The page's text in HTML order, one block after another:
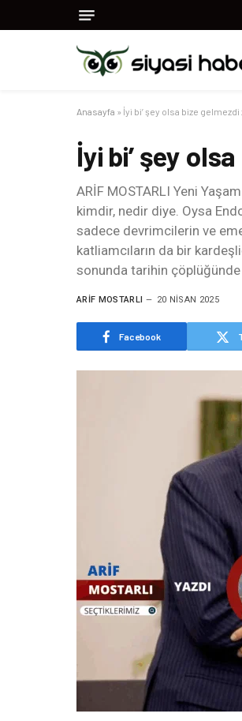
Anasayfa » İyi bi’ şey olsa bize gelmezdi
İyi bi’ şey
ARİF MOSTARLI Yeni
kimdir, nedir diye. Oysa
sadece devrimcilerin ve
katliamcıların da bir
sonunda tarihin
ARIF MOSTARLI 20 NISAN 2025
Facebook